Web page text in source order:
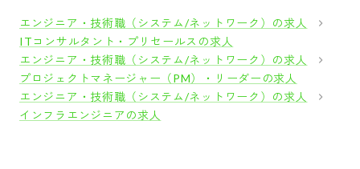
エンジニア・技術職（システム/ネットワーク）の求人
ITコンサルタント・プリセールスの求人
エンジニア・技術職（システム/ネットワーク）の求人
プロジェクトマネージャー（PM）・リーダーの求人
エンジニア・技術職（システム/ネットワーク）の求人
インフラエンジニアの求人